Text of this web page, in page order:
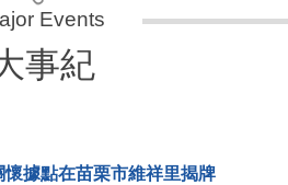
事紀
據點在苗栗市維祥里揭牌